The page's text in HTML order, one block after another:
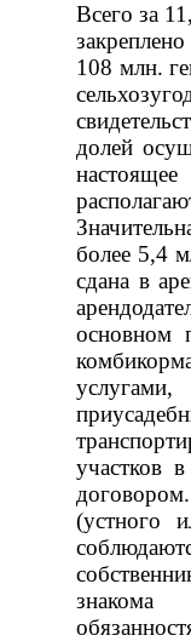
Всего за
108 млн.
долей
более 5,4
сдана в
основном
участков
(устного